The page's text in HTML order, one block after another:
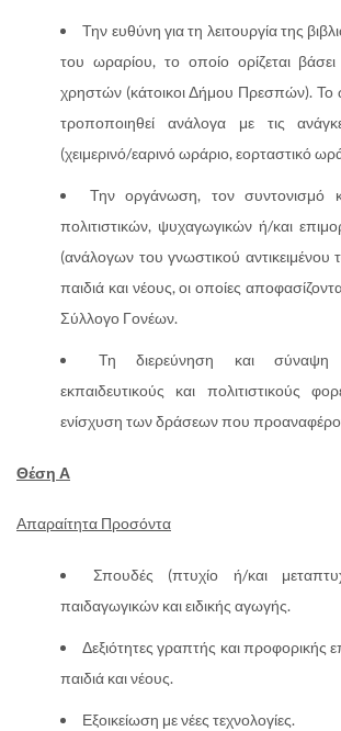
Την ευθύνη για τη λειτουργία της
του ωραρίου, το οποίο ορίζεται
χρηστών (κάτοικοι Δήμου Πρεσπών). Το
τροποποιηθεί ανάλογα με τις
(χειμερινό/εαρινό ωράριο, εορταστικό
Την οργάνωση, τον συντονισμό
πολιτιστικών, ψυχαγωγικών ή/και
(ανάλογων του γνωστικού
παιδιά και νέους, οι οποίες
Σύλλογο Γονέων.
Τη διερεύνηση και σύναψη
εκπαιδευτικούς και πολιτιστικούς
ενίσχυση των δράσεων που
Θέση Α
Απαραίτητα Προσόντα
Σπουδές (πτυχίο ή/και
παιδαγωγικών και ειδικής αγωγής.
Δεξιότητες γραπτής και προφορικής
παιδιά και νέους.
Εξοικείωση με νέες τεχνολογίες.